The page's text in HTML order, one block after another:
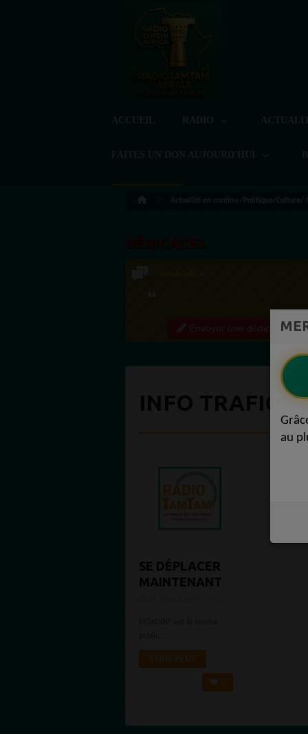
ACCUEIL RADIO
FAITES UN DON AUJOURD'HUI
Actualité en continu /Politique/Culture/
Envoyer une dédicace
INFO TRAFIC
SE DÉPLACER
MAINTENANT
VOIR PLUS
au